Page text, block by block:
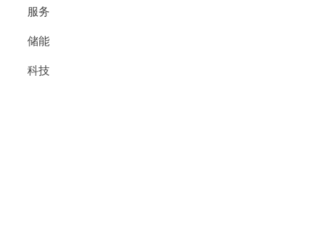
服务
储能
科技